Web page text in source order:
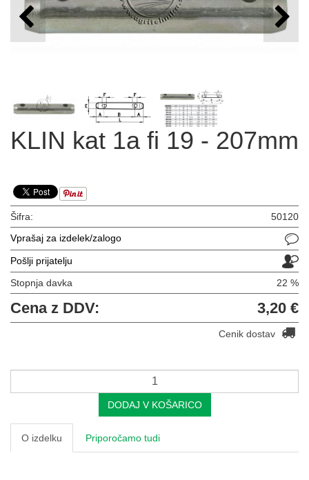
KLIN kat 1a fi 19 - 207mm
Šifra:
50120
Vprašaj za izdelek/zalogo
Pošlji prijatelju
Stopnja davka 22 %
Cena z DDV: 3,20 €
Cenik dostav
DODAJ V KOŠARICO
O izdelku Priporočamo tudi